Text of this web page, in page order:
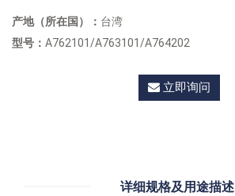
产地（所在国）： 台湾
型号： A762101/A763101/A764202
立即询问
详细规格及用途描述